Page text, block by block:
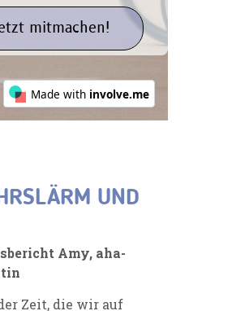
UND
Amy, aha-
Zeit, die wir auf